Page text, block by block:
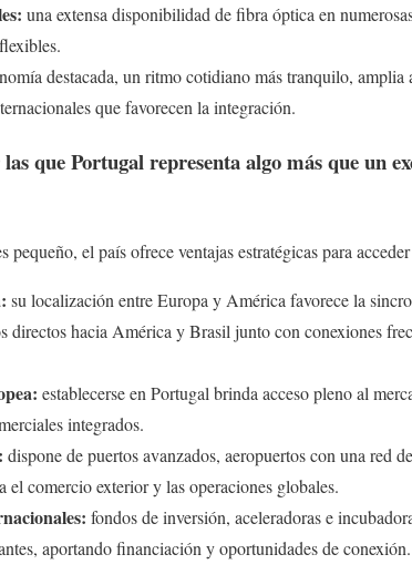
una extensa disponibilidad de fibra óptica en
destacada, un ritmo cotidiano más tranquilo,
que favorecen la integración.
que Portugal representa algo más que un
el país ofrece ventajas estratégicas para
su localización entre Europa y América favorece la
directos hacia América y Brasil junto con conexiones
establecerse en Portugal brinda acceso pleno al
integrados.
dispone de puertos avanzados, aeropuertos con una red
el comercio exterior y las operaciones globales.
fondos de inversión, aceleradoras e
aportando financiación y oportunidades de conexión.